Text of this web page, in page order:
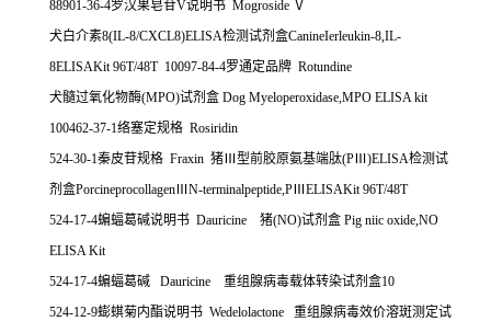
88901-36-4罗汉果皂苷V说明书 Mogroside Ⅴ
犬白介素8(IL-8/CXCL8)ELISA检测试剂盒CanineIerleukin-8,IL-
8ELISAKit 96T/48T 10097-84-4罗通定品牌 Rotundine
犬髓过氧化物酶(MPO)试剂盒 Dog Myeloperoxidase,MPO ELISA kit
100462-37-1络塞定规格 Rosiridin
524-30-1秦皮苷规格 Fraxin 猪Ⅲ型前胶原氨基端肽(PⅢ)ELISA检测试
剂盒PorcineprocollagenⅢN-terminalpeptide,PⅢELISAKit 96T/48T
524-17-4蝙蝠葛碱说明书 Dauricine 猪(NO)试剂盒 Pig niic oxide,NO
ELISA Kit
524-17-4蝙蝠葛碱 Dauricine 重组腺病毒载体转染试剂盒10
524-12-9蟛蜞菊内酯说明书 Wedelolactone 重组腺病毒效价溶斑测定试